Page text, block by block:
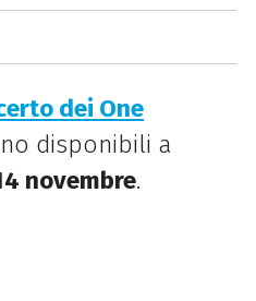
dei One
disponibili a
novembre.